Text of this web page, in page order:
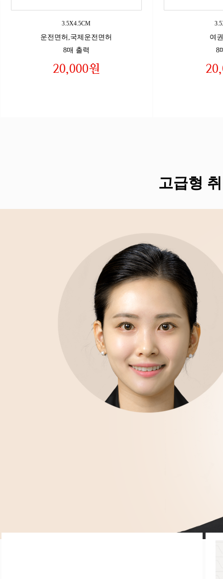
3.5X4.5CM
운전면허,국제운전면허
8매 출력
20,000원
여
8
고급형